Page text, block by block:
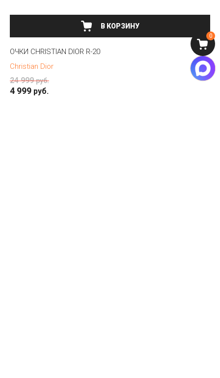
В КОРЗИНУ
ОЧКИ CHRISTIAN DIOR R-20
Christian Dior
24 999 руб.
4 999 руб.
0